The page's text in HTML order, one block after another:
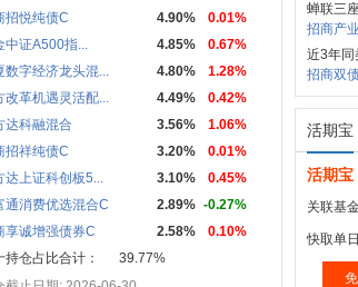
招悦纯债C
4.90%
0.01%
中证A500指...
4.85%
0.67%
数字经济龙头混...
4.80%
1.28%
改革机遇灵活配...
4.49%
0.42%
达科融混合
3.56%
1.06%
招祥纯债C
3.20%
0.01%
达上证科创板5...
3.10%
0.45%
通消费优选混合C
2.89% -0.27%
享诚增强债券C
2.58%
0.10%
持仓占比合计：
39.77%
蝉联三
招商产
近3年同
招商双
活期宝
活期宝
关联基
快取单